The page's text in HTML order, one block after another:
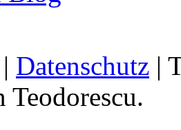
| Datenschutz |
Teodorescu.